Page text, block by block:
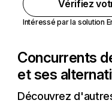
Vérifiez
Intéressé par la solution
Concurrents
et ses
Découvrez